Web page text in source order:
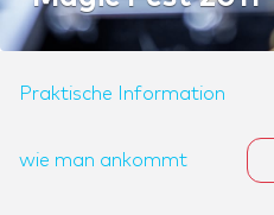
Praktische Information
wie man ankommt